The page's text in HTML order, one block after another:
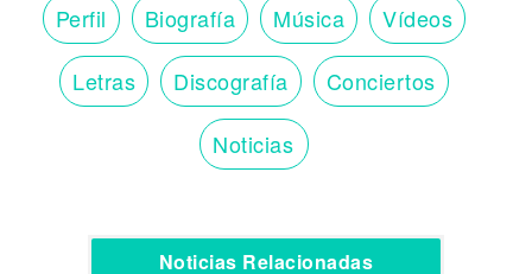
Perfil Biografía Música Vídeos
Letras Discografía Conciertos
Noticias
Noticias Relacionadas